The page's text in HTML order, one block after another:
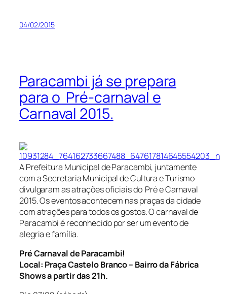
04/02/2015
Paracambi já se prepara
para o Pré-carnaval e
Carnaval 2015.
A Prefeitura Municipal de Paracambi, juntamente
com a Secretaria Municipal de Cultura e Turismo
divulgaram as atrações oficiais do Pré e Carnaval
2015. Os eventos acontecem nas praças da cidade
com atrações para todos os gostos. O carnaval de
Paracambi é reconhecido por ser um evento de
alegria e família.
Pré Carnaval de Paracambi!
Local: Praça Castelo Branco – Bairro da Fábrica
Shows a partir das 21h.